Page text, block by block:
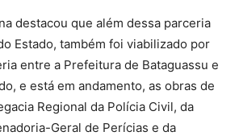
destacou que além dessa parceria
Estado, também foi viabilizado por
entre a Prefeitura de Bataguassu e
e está em andamento, as obras de
Regional da Polícia Civil, da
Geral de Perícias e da